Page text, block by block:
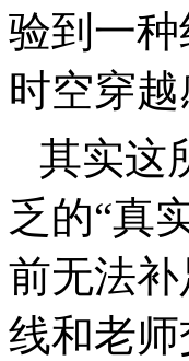
验到一
时空穿越
其实这
乏的“真
前无法
线和老